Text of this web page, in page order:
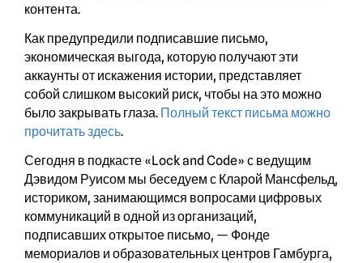
контента.
Как предупредили подписавшие письмо,
экономическая выгода, которую получают эти
аккаунты от искажения истории, представляет
собой слишком высокий риск, чтобы на это можно
было закрывать глаза. Полный текст письма можно
прочитать здесь.
Сегодня в подкасте «Lock and Code» с ведущим
Дэвидом Руисом мы беседуем с Кларой Мансфельд,
историком, занимающимся вопросами цифровых
коммуникаций в одной из организаций,
подписавших открытое письмо, — Фонде
мемориалов и образовательных центров Гамбурга,